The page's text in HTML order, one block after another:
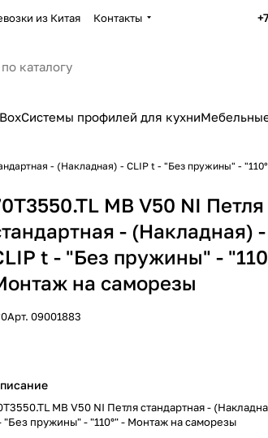
из Китая Контакты
Системы профилей для кухни
- (Накладная) - CLIP t - "Без пружины" -
MB V50 NI Петля
- (Накладная) -
t - "Без пружины" -
на саморезы
0Арт.09001883
MB V50 NI Петля cтандартная -
"Без пружины" - "110°" - Монтаж на саморезы